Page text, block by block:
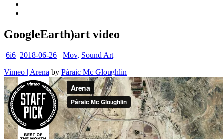
GoogleEarth)art video
6i6 2018-06-26 Mov, Sound Art
Vimeo | Arena by Páraic Mc Gloughlin